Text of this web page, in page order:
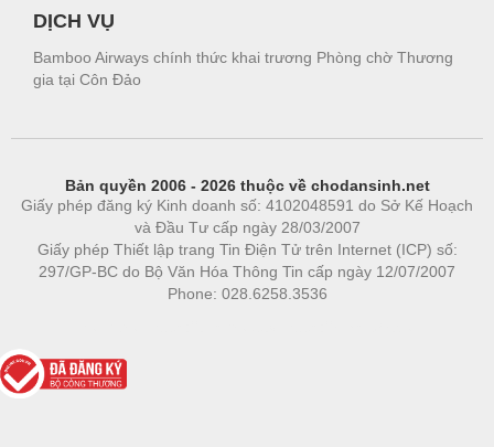
DỊCH VỤ
Bamboo Airways chính thức khai trương Phòng chờ Thương
gia tại Côn Đảo
Bản quyền 2006 - 2026 thuộc về chodansinh.net
Giấy phép đăng ký Kinh doanh số: 4102048591 do Sở Kế Hoạch
và Đầu Tư cấp ngày 28/03/2007
Giấy phép Thiết lập trang Tin Điện Tử trên Internet (ICP) số:
297/GP-BC do Bộ Văn Hóa Thông Tin cấp ngày 12/07/2007
Phone: 028.6258.3536